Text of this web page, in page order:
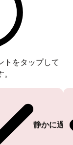
トをタップして
静かに過
とうございます